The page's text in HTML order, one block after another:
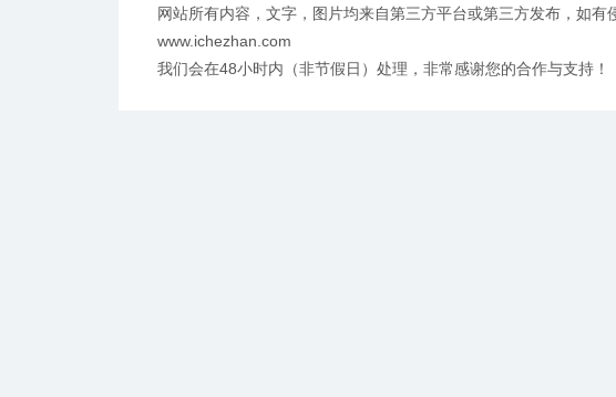
网站所有内容，文字，图片均来自第三方平台或第三方发布，如有
www.ichezhan.com
我们会在48小时内（非节假日）处理，非常感谢您的合作与支持！